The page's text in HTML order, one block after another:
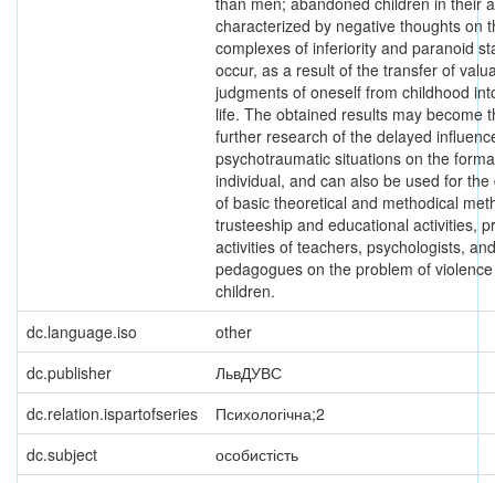
characterized by negative thoughts on
complexes of inferiority and paranoid
occur, as a result of the transfer of
judgments of oneself from childhood
life. The obtained results may become
further research of the delayed
psychotraumatic situations on the
individual, and can also be used for
of basic theoretical and methodical
trusteeship and educational activities,
activities of teachers, psychologists,
pedagogues on the problem of
children.
dc.language.iso
other
dc.publisher
ЛьвДУВС
dc.relation.ispartofseries
Психологічна;2
dc.subject
особистість